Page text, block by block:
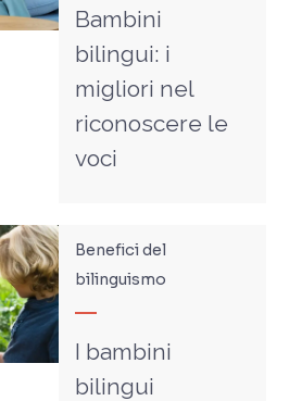
Bambini
bilingui: i
migliori nel
riconoscere le
voci
Benefici del
bilinguismo
I bambini
bilingui